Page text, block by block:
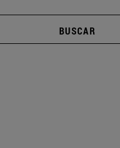
BUSCAR